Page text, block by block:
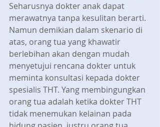
Seharusnya dokter anak dapat
merawatnya tanpa kesulitan berarti.
Namun demikian dalam skenario di
atas, orang tua yang khawatir
berlebihan akan dengan mudah
menyetujui rencana dokter untuk
meminta konsultasi kepada dokter
spesialis THT. Yang membingungkan
orang tua adalah ketika dokter THT
tidak menemukan kelainan pada